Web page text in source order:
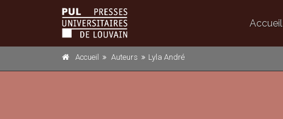
Accueil
Accueil Auteurs Lyla André